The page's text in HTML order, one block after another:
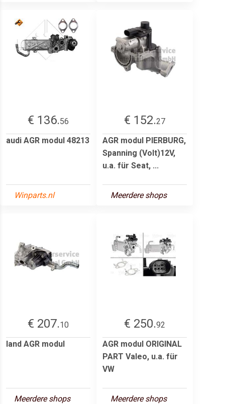
€ 136.56
audi AGR modul 48213
Winparts.nl
€ 152.27
AGR modul PIERBURG,
Spanning (Volt)12V,
u.a. für Seat, ...
Meerdere shops
€ 207.10
land AGR modul
Meerdere shops
€ 250.92
AGR modul ORIGINAL
PART Valeo, u.a. für
VW
Meerdere shops